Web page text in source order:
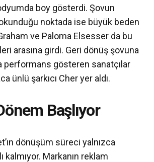
boy gösterdi. Şovun
noktada ise büyük beden
ve Paloma Elsesser da bu
arasına girdi. Geri dönüş şovuna
performans gösteren sanatçılar
ünlü şarkıcı Cher yer aldı.
Başlıyor
dönüşüm süreci yalnızca
kalmıyor. Markanın reklam